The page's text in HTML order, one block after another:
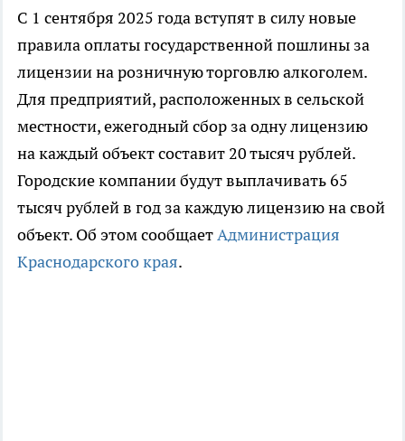
С 1 сентября 2025 года вступят в силу новые
правила оплаты государственной пошлины за
лицензии на розничную торговлю алкоголем.
Для предприятий, расположенных в сельской
местности, ежегодный сбор за одну лицензию
на каждый объект составит 20 тысяч рублей.
Городские компании будут выплачивать 65
тысяч рублей в год за каждую лицензию на свой
объект. Об этом сообщаетАдминистрация
Краснодарского края.